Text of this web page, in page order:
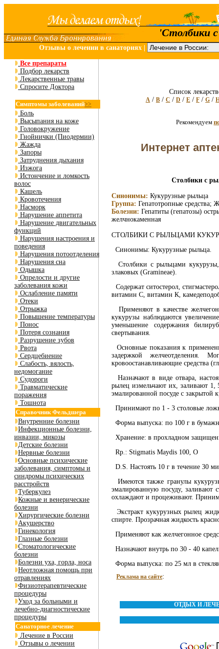
'Столбики
Отзывы о лечении в санаториях
Все препараты
Подбор лекарств
Лекарственные травы
Спросите Доктора
Симптомы заболеваний>>
Боль
Высыпания на коже
Головокружение
Гнойнички (Пиодермии)
Жажда
Запоры
Затруднения дыхания
Изжога
Истончение и ломкость
волос
Кашель
Кровотечения
Насморк
Нарушение аппетита
Нарушение двигательных
функций
Нарушения настроения и
поведения
Нарушения потоотделения
Нарушения сна
Одышка
Опрелости и другие
заболевания кожи
Ослабление памяти
Отеки
Отрыжка
Повышение температуры
Понос
Потеря сознания
Разрушение зубов
Рвота
Сердцебиение
Слабость, вялость,
недомогание
Судороги
Травматические
поражения
Тошнота
Справочник Фельдшера
Внутренние болезни
Инфекционные болезни,
инвазии, микозы
Детские болезни
Нервные болезни
Основные психические
заболевания, симптомы и
синдромы психических
расстройств
Туберкулез
Кожные и венерические
болезни
Хирургические болезни
Акушерство
Гинекология
Глазные болезни
Стоматологические
болезни
Болезни уха, горла, носа
Неотложная помощь при
отравлениях
Физиотерапевтические
процедуры
Уход за больными и
лечебно-диагностические
процедуры
Санаторное лечение
Лечение в России
Отзывы о лечении
Список
A / B / C / D / E / F / G /
Рекомендуем
Интернет
Столбики с
Синонимы: Кукурузные рыльца
Группа: Гепатотропные средства;
Болезни: Гепатиты (гепатозы)
желчнокаменная
СТОЛБИКИ С РЫЛЬЦАМИ
Синонимы: Кукурузные рыльца.
Столбики с рыльцами
злаковых (Gramineae).
Содержат ситостерол,
витамин С, витамин К,
Применяют в качестве
кукурузы наблюдаются
уменьшение содержания
свертывания.
Основные показания к
задержкой желчеотделения.
кровоостанавливающие средства
Назначают в виде отвара,
рылец измельчают их, заливают
эмалированной посуде с
Принимают по 1 - 3 столовые
Форма выпуска: по 100 г в
Хранение: в прохладном
Rр.: Stigmatis Maydis 100, О
D.S. Настоять 10 г в течение 30
Имеются также гранулы
эмалированную посуду, заливают
охлаждают и процеживают.
Экстракт кукурузных рылец
спирте. Прозрачная жидкость
Применяют как желчегонное
Назначают внутрь по 30 - 40
Форма выпуска: по 25 мл в
Реклама на сайте:
ОТДЫХ И